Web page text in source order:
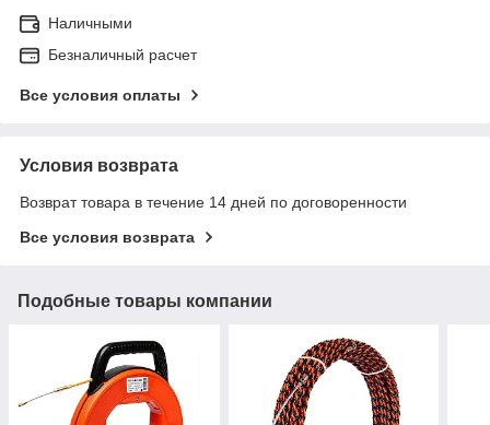
Наличными
Безналичный расчет
Все условия оплаты
Условия возврата
Возврат товара в течение 14 дней по договоренности
Все условия возврата
Подобные товары компании